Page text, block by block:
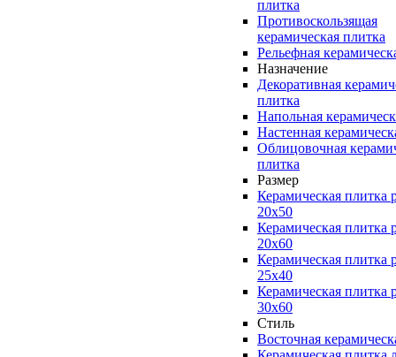
плитка
Противоскользящая
керамическая плитка
Рельефная
Назначение
Декоративная
плитка
Напольная
Настенная
Облицовочная
плитка
Размер
Керамическая плитка
20x50
Керамическая плитка
20x60
Керамическая плитка
25x40
Керамическая плитка
30x60
Стиль
Восточная